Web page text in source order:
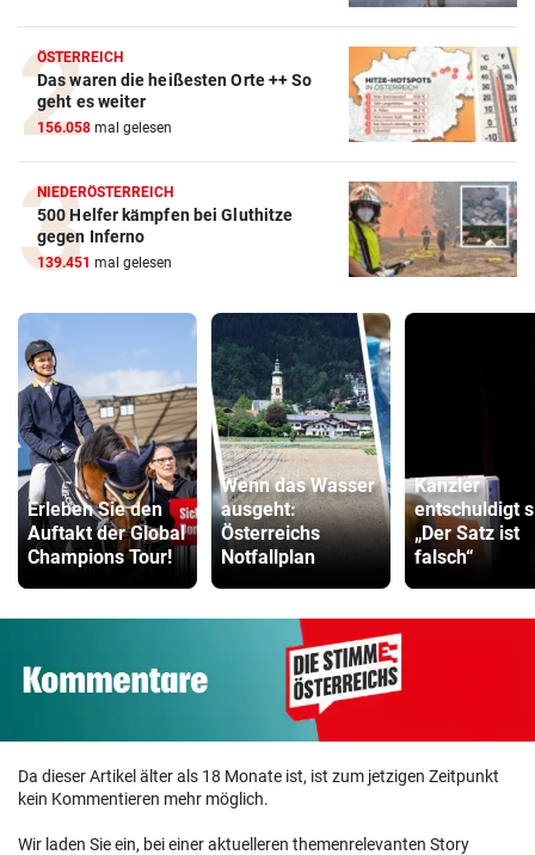
ÖSTERREICH
Das waren die heißesten Orte ++ So
geht es weiter
156.058 mal gelesen
NIEDERÖSTERREICH
500 Helfer kämpfen bei Gluthitze
gegen Inferno
139.451 mal gelesen
Erleben Sie den
Auftakt der Global
Champions Tour!
Wenn das Wasser
ausgeht:
Österreichs
Notfallplan
Kanzler
entschuldigt
„Der Satz ist
falsch“
Da dieser Artikel älter als 18 Monate ist, ist zum jetzigen Zeitpunkt
kein Kommentieren mehr möglich.
Wir laden Sie ein, bei einer aktuelleren themenrelevanten Story